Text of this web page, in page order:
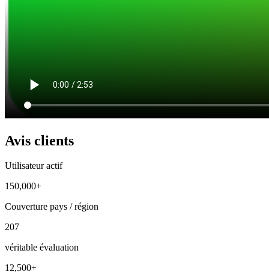
Avis clients
Utilisateur actif
150,000+
Couverture pays / région
207
véritable évaluation
12,500+